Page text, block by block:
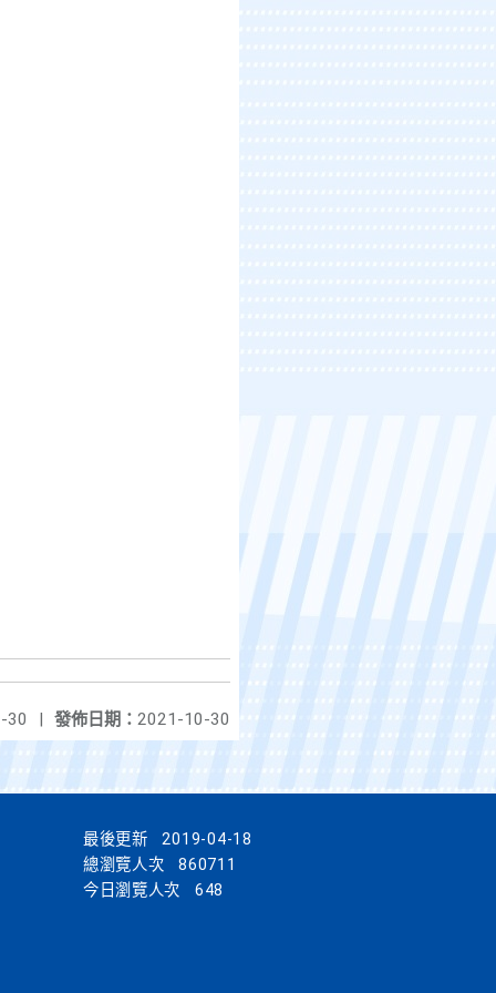
發佈日期： 2021-10-30
30 |
最後更新
2019-04-18
總瀏覽人次
860711
今日瀏覽人次
648